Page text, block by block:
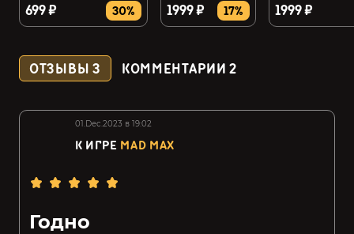
699 ₽ 30% 1999 ₽ 17% 1999 ₽
ОТЗЫВЫ3 КОММЕНТАРИИ2
01.Dec.2023 в 19:02
К ИГРЕ MAD MAX
Годно